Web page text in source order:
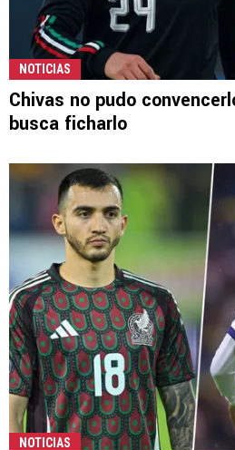
NOTICIAS
Chivas no pudo
busca ficharlo
NOTICIAS